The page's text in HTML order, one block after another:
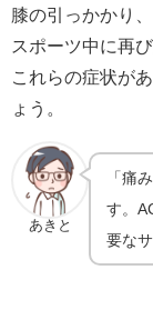
膝の引っかかり
スポーツ中に再
これらの症状が
ょう。
あきと
「痛
す。
要な